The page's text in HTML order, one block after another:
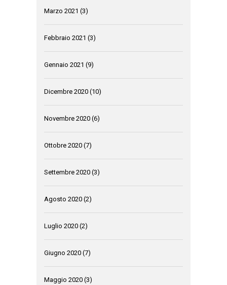
Marzo 2021 (3)
Febbraio 2021 (3)
Gennaio 2021 (9)
Dicembre 2020 (10)
Novembre 2020 (6)
Ottobre 2020 (7)
Settembre 2020 (3)
Agosto 2020 (2)
Luglio 2020 (2)
Giugno 2020 (7)
Maggio 2020 (3)